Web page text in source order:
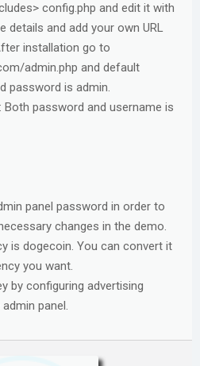
config.php and edit it with
details and add your own URL
installation go to
admin.php and default
password is admin.
Both password and username is
panel password in order to
changes in the demo.
is dogecoin. You can convert it
you want.
by configuring advertising
panel.